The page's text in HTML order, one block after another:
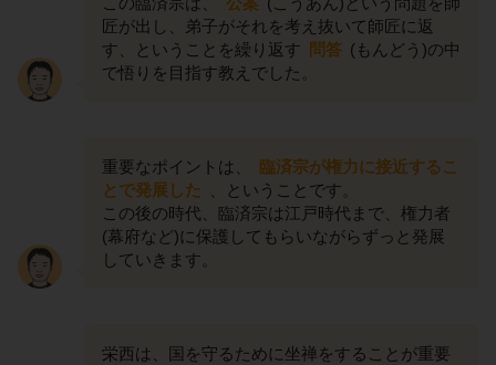
匠が出し、弟子がそれを考え抜いて師匠に返
す、ということを繰り返す
問答 (もんどう)の中
で悟りを目指す教えでした。
重要なポイントは、
臨済宗が権力に接近するこ
とで発展した
、ということです。
この後の時代、臨済宗は江戸時代まで、権力者
(幕府など)に保護してもらいながらずっと発展
していきます。
栄西は、国を守るために坐禅をすることが重要